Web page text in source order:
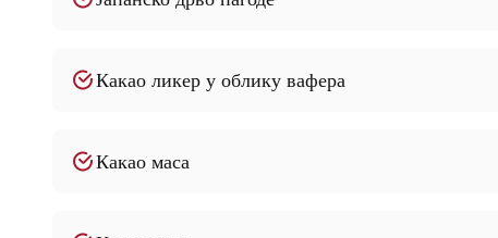
Какао ликер у облику вафера
Какао маса